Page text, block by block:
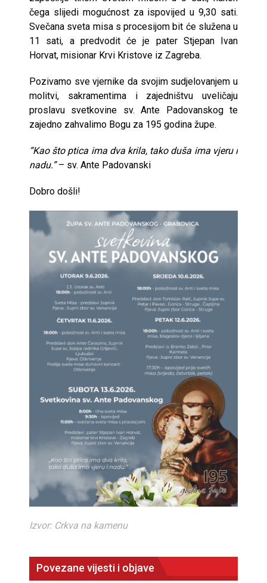
čega slijedi mogućnost za ispovijed u 9,30 sati.
Svečana sveta misa s procesijom bit će služena u
11 sati, a predvodit će je pater Stjepan Ivan
Horvat, misionar Krvi Kristove iz Zagreba.
Pozivamo sve vjernike da svojim sudjelovanjem u
molitvi, sakramentima i zajedništvu uveličaju
proslavu svetkovine sv. Ante Padovanskog te
zajedno zahvalimo Bogu za 195 godina župe.
“Kao što ptica ima dva krila, tako duša ima vjeru i
nadu.”– sv. Ante Padovanski
Dobro došli!
Izvor: Crkva na kamenu
Povezane vijesti i objave